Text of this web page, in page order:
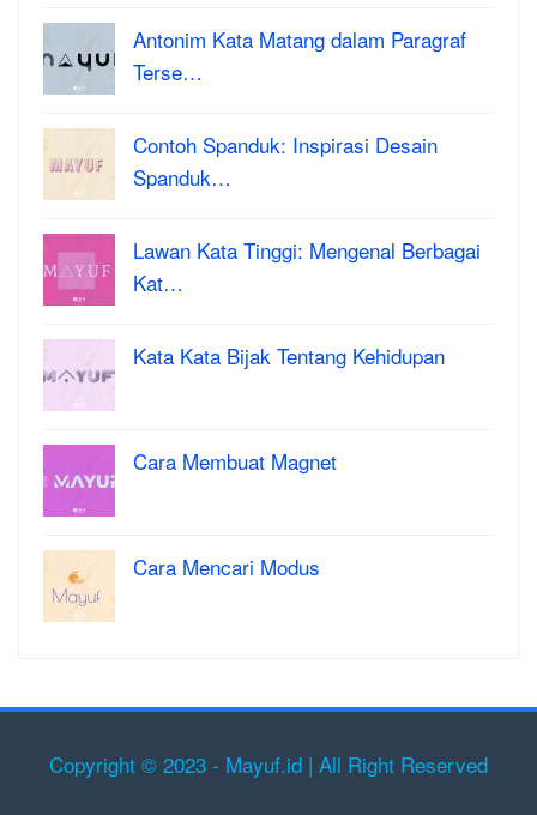
Antonim Kata Matang dalam Paragraf
Terse…
Contoh Spanduk: Inspirasi Desain
Spanduk…
Lawan Kata Tinggi: Mengenal Berbagai
Kat…
Kata Kata Bijak Tentang Kehidupan
Cara Membuat Magnet
Cara Mencari Modus
Copyright © 2023 - Mayuf.id | All Right Reserved